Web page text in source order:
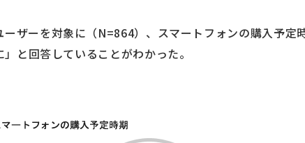
ザーを対象に（N=864）、スマートフォンの購入予定
と回答していることがわかった。